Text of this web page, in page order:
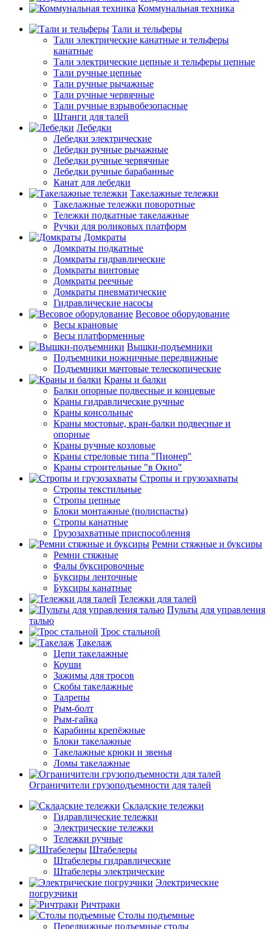
Коммунальная техника
Тали и тельферы
Тали электрические канатные и тельферы
канатные
Тали электрические цепные и тельферы цепные
Тали ручные цепные
Тали ручные рычажные
Тали ручные червячные
Тали ручные взрывобезопасные
Штанги для талей
Лебедки
Лебедки электрические
Лебедки ручные рычажные
Лебедки ручные червячные
Лебедки ручные барабанные
Канат для лебедки
Такелажные тележки
Такелажные тележки поворотные
Тележки подкатные такелажные
Ручки для роликовых платформ
Домкраты
Домкраты подкатные
Домкраты гидравлические
Домкраты винтовые
Домкраты реечные
Домкраты пневматические
Гидравлические насосы
Весовое оборудование
Весы крановые
Весы платформенные
Вышки-подъемники
Подъемники ножничные передвижные
Подъемники мачтовые телескопические
Краны и балки
Балки опорные подвесные и концевые
Краны гидравлические ручные
Краны консольные
Краны мостовые, кран-балки подвесные и
опорные
Краны ручные козловые
Краны стреловые типа "Пионер"
Краны строительные "в Окно"
Стропы и грузозахваты
Стропы текстильные
Стропы цепные
Блоки монтажные (полиспасты)
Стропы канатные
Грузозахватные приспособления
Ремни стяжные и буксиры
Ремни стяжные
Фалы буксировочные
Буксиры ленточные
Буксиры канатные
Тележки для талей
Пульты для управления
талью
Трос стальной
Такелаж
Цепи такелажные
Коуши
Зажимы для тросов
Скобы такелажные
Талрепы
Рым-болт
Рым-гайка
Карабины крепёжные
Блоки такелажные
Такелажные крюки и звенья
Ломы такелажные
Ограничители грузоподъемности для талей
Складские тележки
Гидравлические тележки
Электрические тележки
Тележки ручные
Штабелеры
Штабелеры гидравлические
Штабелеры электрические
Электрические
погрузчики
Ричтраки
Столы подъемные
Передвижные подъемные столы